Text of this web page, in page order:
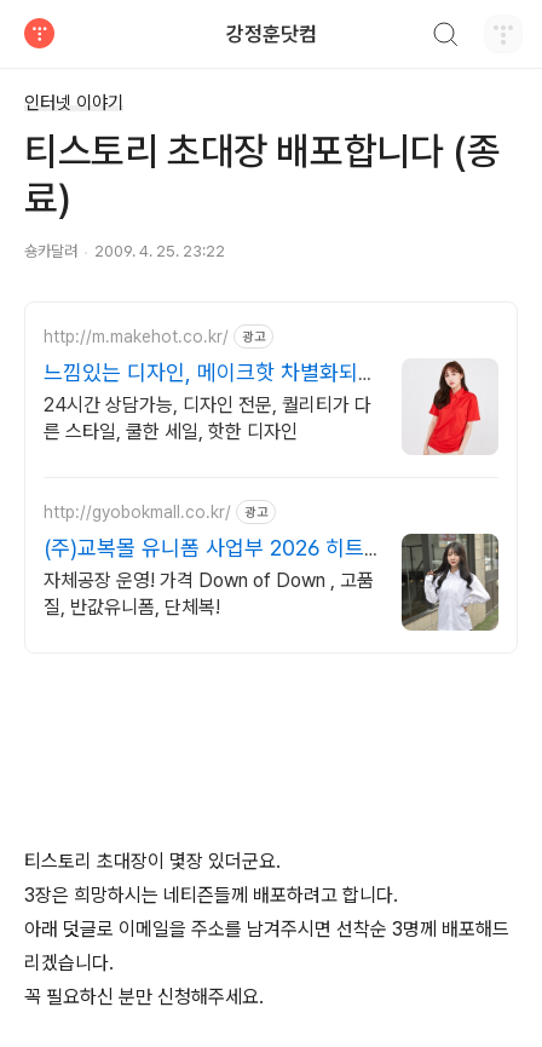
강정훈닷컴
인터넷 이야기
티스토리 초대장 배포합니다 (종
료)
숑카달려 2009. 4. 25. 23:22
http://m.makehot.co.kr/ 광고
느낌있는 디자인, 메이크핫 차별화되고
세련된 디자인!
24시간 상담가능, 디자인 전문, 퀄리티가 다
른 스타일, 쿨한 세일, 핫한 디자인
http://gyobokmall.co.kr/ 광고
(주)교복몰 유니폼 사업부 2026 히트
브랜드대상 1위
자체공장 운영! 가격 Down of Down , 고품
질, 반값유니폼, 단체복!
티스토리 초대장이 몇장 있더군요.
3장은 희망하시는 네티즌들께 배포하려고 합니다.
아래 덧글로 이메일을 주소를 남겨주시면 선착순 3명께 배포해드
리겠습니다.
꼭 필요하신 분만 신청해주세요.